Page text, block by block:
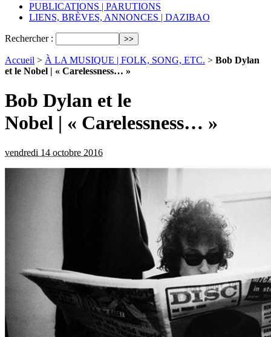
PUBLICATIONS | PARUTIONS
LIENS, BRÈVES, ANNONCES | DAZIBAO
Rechercher :
Accueil > À LA MUSIQUE | FOLK, SONG, ETC. > Bob Dylan
et le Nobel | « Carelessness… »
Bob Dylan et le
Nobel | « Carelessness… »
vendredi 14 octobre 2016